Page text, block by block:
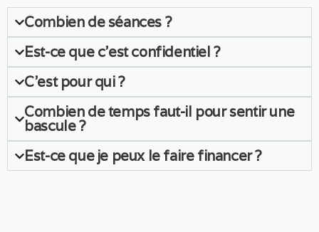
Combien de séances ?
Est-ce que c’est confidentiel ?
C'est pour qui ?
Combien de temps faut-il pour sentir une
bascule ?
Est-ce que je peux le faire financer ?